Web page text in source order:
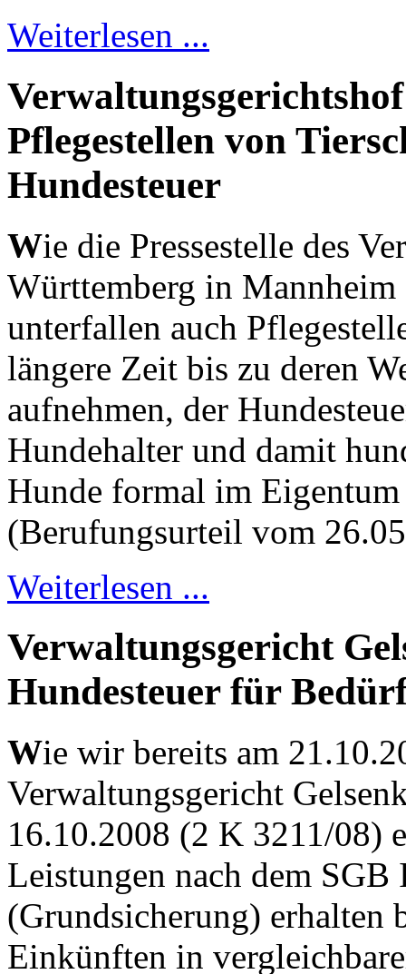
Weiterlesen ...
Pflegestellen von
Hundesteuer
Wie die Pressestelle des
Württemberg in
unterfallen auch
längere Zeit bis zu deren
aufnehmen, der
Hundehalter und damit
Hunde formal im Eigentum
(Berufungsurteil vom
Weiterlesen ...
Verwaltungsgericht
Hundesteuer für
Wie wir bereits am
Verwaltungsgericht
16.10.2008 (2 K 3211/08)
Leistungen nach dem
(Grundsicherung) erhalten
Einkünften in